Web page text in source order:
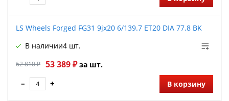
LS Wheels Forged FG31 9jx20 6/139.7 ET20 DIA 77.8 BK
62 810 ₽ 53 389 ₽за шт.
В наличии4 шт.
– + В корзину